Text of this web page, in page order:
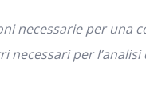
necessarie per una
per l’analisi